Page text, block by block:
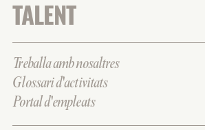
TALENT
Treballa amb nosaltres
Glossari d'activitats
Portal d'empleats